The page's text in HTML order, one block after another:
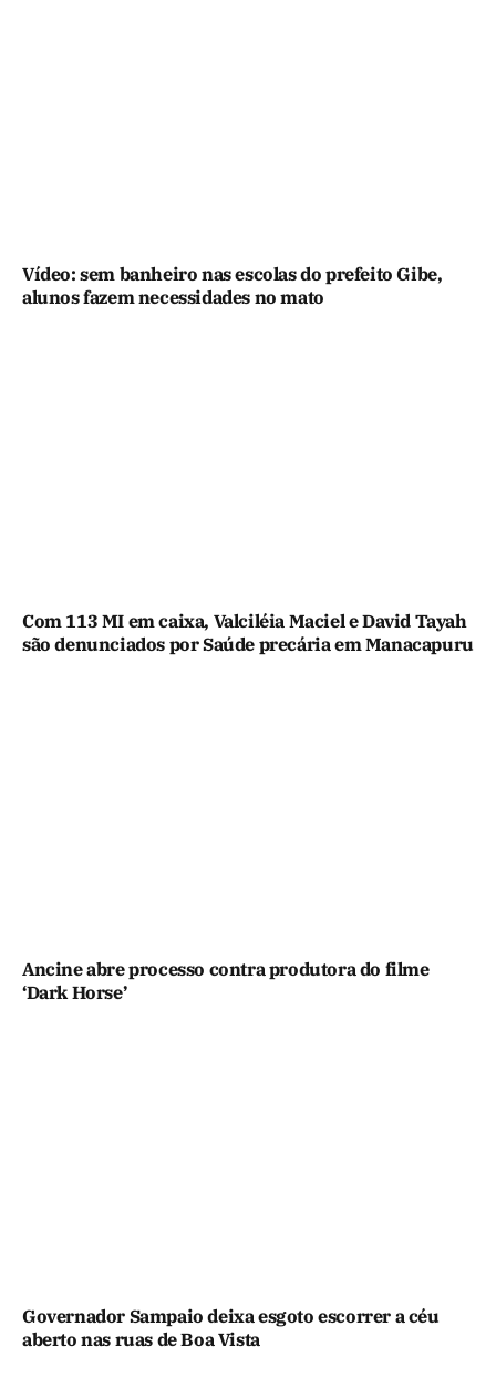
Vídeo: sem banheiro nas escolas do prefeito Gibe,
alunos fazem necessidades no mato
Com 113 MI em caixa, Valciléia Maciel e David Tayah
são denunciados por Saúde precária em Manacapuru
Ancine abre processo contra produtora do filme
‘Dark Horse’
Governador Sampaio deixa esgoto escorrer a céu
aberto nas ruas de Boa Vista